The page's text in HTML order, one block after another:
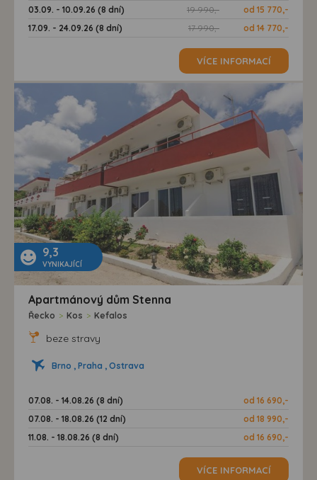
03.09. - 10.09.26 (8 dní) 19 990,-
od 15 770,-
17.09. - 24.09.26 (8 dní)
17 990,- od 14 770,-
VÍCE INFORMACÍ
9,3
VYNIKAJÍCÍ
Apartmánový dům Stenna
Řecko > Kos > Kefalos
beze stravy
Brno , Praha , Ostrava
07.08. - 14.08.26 (8 dní)
od 16 690,-
07.08. - 18.08.26 (12 dní)
od 18 990,-
11.08. - 18.08.26 (8 dní)
od 16 690,-
VÍCE INFORMACÍ